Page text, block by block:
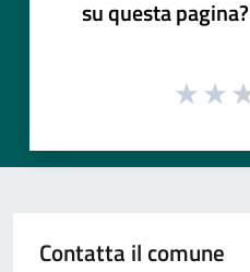
su questa pagina?
Contatta il comune